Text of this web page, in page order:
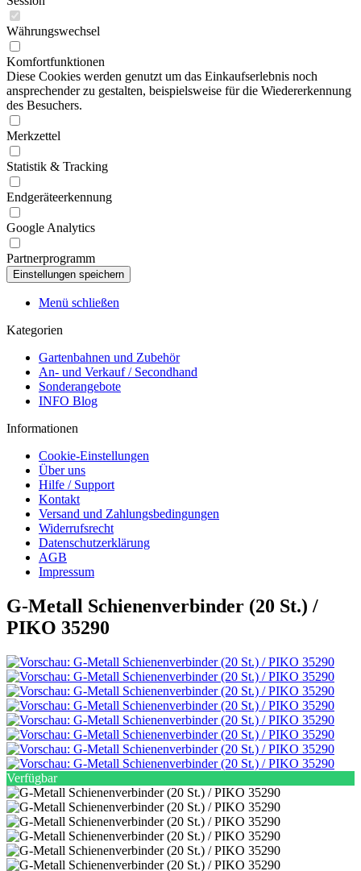
Währungswechsel
Komfortfunktionen
Diese Cookies werden genutzt um das Einkaufserlebnis noch
ansprechender zu gestalten, beispielsweise für die Wiedererkennung
des Besuchers.
Merkzettel
Statistik & Tracking
Endgeräteerkennung
Google Analytics
Partnerprogramm
Menü schließen
Kategorien
Gartenbahnen und Zubehör
An- und Verkauf / Secondhand
Sonderangebote
INFO Blog
Informationen
Cookie-Einstellungen
Über uns
Hilfe / Support
Kontakt
Versand und Zahlungsbedingungen
Widerrufsrecht
Datenschutzerklärung
AGB
Impressum
G-Metall Schienenverbinder (20 St.) /
PIKO 35290
Verfügbar